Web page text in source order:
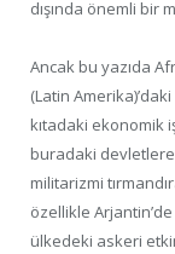
dışında önemli bir
Ancak bu yazıda
(Latin
kıtadaki ekonomik
buradaki devletlere
militarizmi
özellikle
ülkedeki askeri